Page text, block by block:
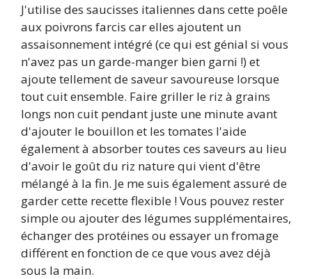
J'utilise des saucisses italiennes dans cette poêle
aux poivrons farcis car elles ajoutent un
assaisonnement intégré (ce qui est génial si vous
n'avez pas un garde-manger bien garni !) et
ajoute tellement de saveur savoureuse lorsque
tout cuit ensemble. Faire griller le riz à grains
longs non cuit pendant juste une minute avant
d'ajouter le bouillon et les tomates l'aide
également à absorber toutes ces saveurs au lieu
d'avoir le goût du riz nature qui vient d'être
mélangé à la fin. Je me suis également assuré de
garder cette recette flexible ! Vous pouvez rester
simple ou ajouter des légumes supplémentaires,
échanger des protéines ou essayer un fromage
différent en fonction de ce que vous avez déjà
sous la main.